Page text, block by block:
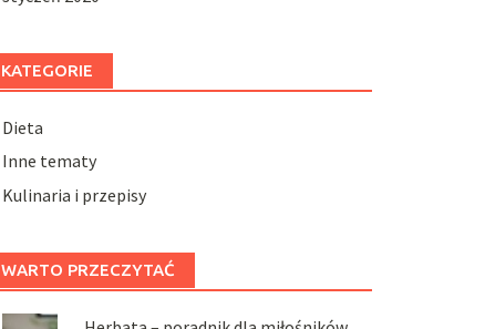
KATEGORIE
Dieta
Inne tematy
Kulinaria i przepisy
WARTO PRZECZYTAĆ